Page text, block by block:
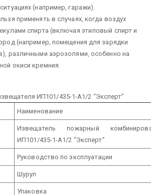
(например, гаражи).
применять в случаях, когда воздух
спирта (включая этиловый спирт и
(например, помещения для зарядки
различными аэрозолями, особенно на
окиси кремния.
ИП101/435-1-А1/2 “Эксперт”
Наименование
Извещатель пожарный
ИП101/435-1-А1/2 “Эксперт”
Руководство по эксплуатации
Шуруп
Упаковка